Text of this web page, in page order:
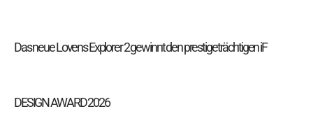
Das neue Lovens Explorer 2 gewinnt den prestigeträchtigen iF
DESIGN AWARD 2026